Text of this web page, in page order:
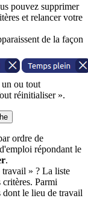
pouvez supprimer
et relancer votre
de la façon
ou tout
réinitialiser ».
ordre de
répondant le
.
travail » ? La liste
Parmi
dont le lieu de travail